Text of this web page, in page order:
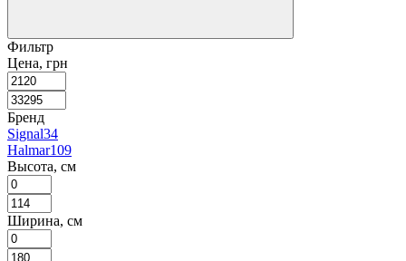
Фильтр
Цена, грн
Бренд
Signal34
Halmar109
Высота, см
Ширина, см